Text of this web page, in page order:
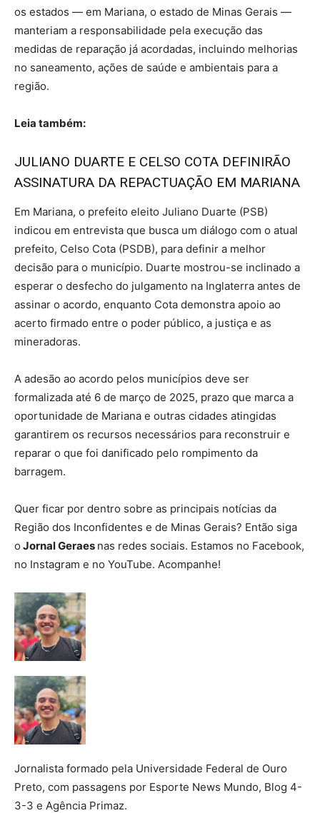
os estados — em Mariana, o estado de Minas Gerais —
manteriam a responsabilidade pela execução das
medidas de reparação já acordadas, incluindo melhorias
no saneamento, ações de saúde e ambientais para a
região.
Leia também:
JULIANO DUARTE E CELSO COTA DEFINIRÃO
ASSINATURA DA REPACTUAÇÃO EM MARIANA
Em Mariana, o prefeito eleito Juliano Duarte (PSB)
indicou em entrevista que busca um diálogo com o atual
prefeito, Celso Cota (PSDB), para definir a melhor
decisão para o município. Duarte mostrou-se inclinado a
esperar o desfecho do julgamento na Inglaterra antes de
assinar o acordo, enquanto Cota demonstra apoio ao
acerto firmado entre o poder público, a justiça e as
mineradoras.
A adesão ao acordo pelos municípios deve ser
formalizada até 6 de março de 2025, prazo que marca a
oportunidade de Mariana e outras cidades atingidas
garantirem os recursos necessários para reconstruir e
reparar o que foi danificado pelo rompimento da
barragem.
Quer ficar por dentro sobre as principais notícias da
Região dos Inconfidentes e de Minas Gerais? Então siga
o Jornal Geraes nas redes sociais. Estamos no Facebook,
no Instagram e no YouTube. Acompanhe!
Jornalista formado pela Universidade Federal de Ouro
Preto, com passagens por Esporte News Mundo, Blog 4-
3-3 e Agência Primaz.